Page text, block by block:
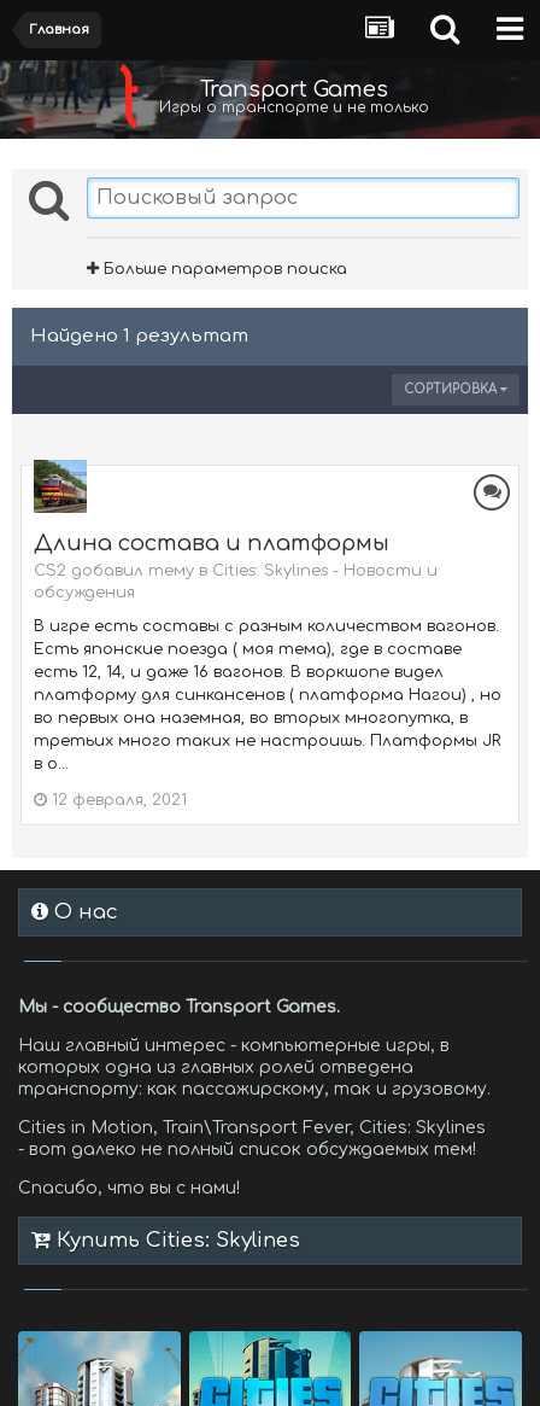
Главная
Transport Games
Игры о транспорте и не только
Больше параметров поиска
Найдено 1 результат
СОРТИРОВКА
Длина состава и платформы
CS2 добавил тему в Cities: Skylines - Новости и
обсуждения
В игре есть составы с разным количеством вагонов.
Есть японские поезда ( моя тема), где в составе
есть 12, 14, и даже 16 вагонов. В воркшопе видел
платформу для синкансенов ( платформа Нагои) , но
во первых она наземная, во вторых многопутка, в
третьих много таких не настроишь. Платформы JR
в о...
12 февраля, 2021
О нас
Мы - сообщество Transport Games.
Наш главный интерес - компьютерные игры, в
которых одна из главных ролей отведена
транспорту: как пассажирскому, так и грузовому.
Cities in Motion, Train\Transport Fever, Cities: Skylines
- вот далеко не полный список обсуждаемых тем!
Спасибо, что вы с нами!
Купить Cities: Skylines